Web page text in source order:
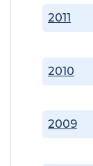
2009
2010
2011